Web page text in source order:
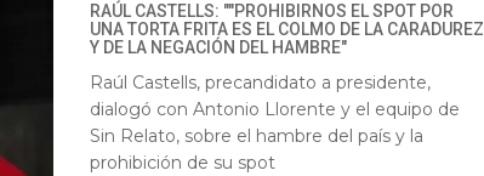
RAÚL CASTELLS: ""PROHIBIRNOS EL SPOT POR
UNA TORTA FRITA ES EL COLMO DE LA CARADUREZ
Y DE LA NEGACIÓN DEL HAMBRE"
Raúl Castells, precandidato a presidente,
dialogó con Antonio Llorente y el equipo de
Sin Relato, sobre el hambre del país y la
prohibición de su spot